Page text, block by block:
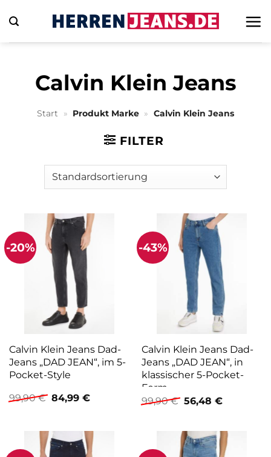
Inhalt
springen
Calvin Klein Jeans
Start » Produkt Marke » Calvin Klein Jeans
FILTER
-20%
Calvin Klein Jeans Dad-
Jeans „DAD JEAN“, im 5-
Pocket-Style
99,90€ Ursprünglicher
Preis
84,99 €Aktueller
-43%
Calvin Klein Jeans Dad-
Jeans „DAD JEAN“, in
klassischer 5-Pocket-
Form
99,90€ Ursprünglicher
Preis
99,90 €
56,48 €Aktueller
56,48 €.